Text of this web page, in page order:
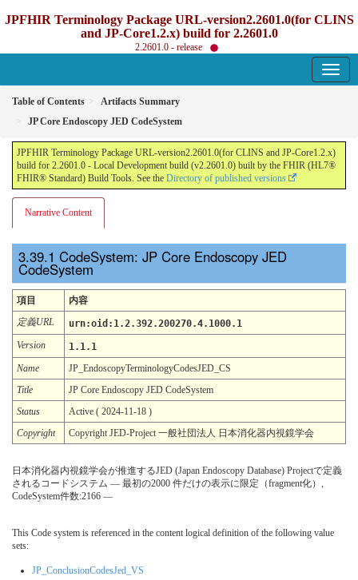
JPFHIR Terminology Package URL-version2.2601.0(for CLINS
and JP-Core1.2.x) build for 2.2601.0
2.2601.0 - release
Table of Contents
Artifacts Summary
JP Core Endoscopy JED CodeSystem
JPFHIR Terminology Package URL-version2.2601.0(for CLINS and JP-Core1.2.x)
build for 2.2601.0 - Local Development build (v2.2601.0) built by the FHIR (HL7®
FHIR® Standard) Build Tools. See the Directory of published versions
Narrative Content
CodeSystem: JP Core Endoscopy JED
CodeSystem
項目
内容
定義URL
urn:oid:1.2.392.200270.4.1000.1
Version
1.1.1
Name
JP_EndoscopyTerminologyCodesJED_CS
Title
JP Core Endoscopy JED CodeSystem
Status
Active ( 2024-11-18 )
Copyright
Copyright JED-Project 一般社団法人 日本消化器内視鏡学会
日本消化器内視鏡学会が推進するJED (Japan Endoscopy Database) Projectで定義
されるコードシステム — 最初の2000 件だけの表示に限定（fragment化）,
CodeSystem件数:2166 —
This Code system is referenced in the content logical definition of the following value
sets:
JP_ConclusionCodesJed_VS